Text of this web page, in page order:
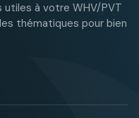
à votre WHV/PVT
thématiques pour bien